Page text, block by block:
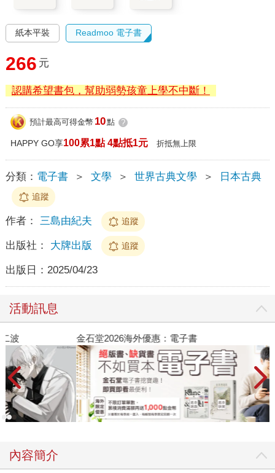
紙本平裝 Readmoo 電子書
266 元
認購希望書包，幫助弱勢孩童上學不中斷！
預計最高可得金幣 10點 ?
HAPPY GO享100累1點 4點抵1元 折抵無上限
分類： 電子書 ＞ 文學 ＞ 世界古典文學 ＞ 日本古典
追蹤
作者： 三島由紀夫 追蹤
出版社： 大牌出版 追蹤
出版日： 2025/04/23
活動訊息
金石堂2026海外優惠：電子書
內容簡介